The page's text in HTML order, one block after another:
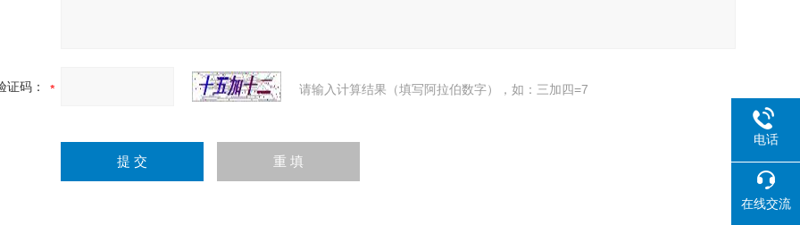
证码： 请输入计算结果（填写阿拉伯数字），如：三加四=7
电话
在线交流